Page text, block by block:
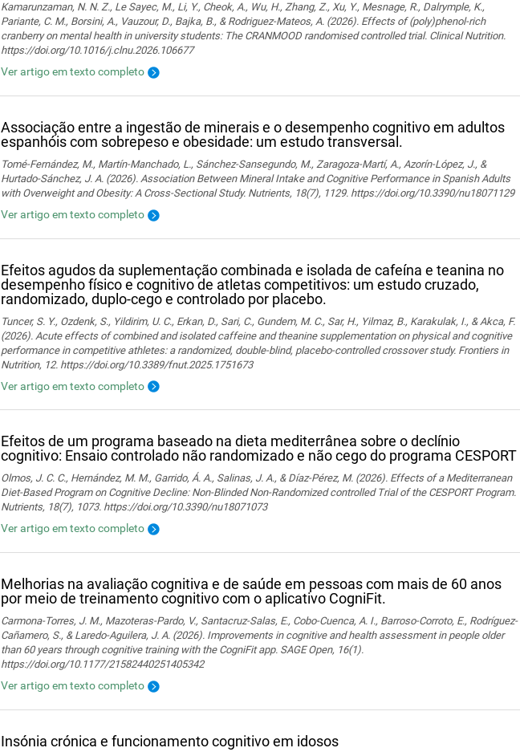
Kamarunzaman, N. N. Z., Le Sayec, M., Li, Y., Cheok, A., Wu, H., Zhang, Z., Xu, Y., Mesnage, R., Dalrymple, K.,
Pariante, C. M., Borsini, A., Vauzour, D., Bajka, B., & Rodriguez-Mateos, A. (2026). Effects of (poly)phenol-rich
cranberry on mental health in university students: The CRANMOOD randomised controlled trial. Clinical Nutrition.
https://doi.org/10.1016/j.clnu.2026.106677
Ver artigo em texto completo
Associação entre a ingestão de minerais e o desempenho cognitivo em adultos
espanhóis com sobrepeso e obesidade: um estudo transversal.
Tomé-Fernández, M., Martín-Manchado, L., Sánchez-Sansegundo, M., Zaragoza-Martí, A., Azorín-López, J., &
Hurtado-Sánchez, J. A. (2026). Association Between Mineral Intake and Cognitive Performance in Spanish Adults
with Overweight and Obesity: A Cross-Sectional Study. Nutrients, 18(7), 1129. https://doi.org/10.3390/nu18071129
Ver artigo em texto completo
Efeitos agudos da suplementação combinada e isolada de cafeína e teanina no
desempenho físico e cognitivo de atletas competitivos: um estudo cruzado,
randomizado, duplo-cego e controlado por placebo.
Tuncer, S. Y., Ozdenk, S., Yildirim, U. C., Erkan, D., Sari, C., Gundem, M. C., Sar, H., Yilmaz, B., Karakulak, I., & Akca, F.
(2026). Acute effects of combined and isolated caffeine and theanine supplementation on physical and cognitive
performance in competitive athletes: a randomized, double-blind, placebo-controlled crossover study. Frontiers in
Nutrition, 12. https://doi.org/10.3389/fnut.2025.1751673
Ver artigo em texto completo
Efeitos de um programa baseado na dieta mediterrânea sobre o declínio
cognitivo: Ensaio controlado não randomizado e não cego do programa CESPORT
Olmos, J. C. C., Hernández, M. M., Garrido, Á. A., Salinas, J. A., & Díaz-Pérez, M. (2026). Effects of a Mediterranean
Diet-Based Program on Cognitive Decline: Non-Blinded Non-Randomized controlled Trial of the CESPORT Program.
Nutrients, 18(7), 1073. https://doi.org/10.3390/nu18071073
Ver artigo em texto completo
Melhorias na avaliação cognitiva e de saúde em pessoas com mais de 60 anos
por meio de treinamento cognitivo com o aplicativo CogniFit.
Carmona-Torres, J. M., Mazoteras-Pardo, V., Santacruz-Salas, E., Cobo-Cuenca, A. I., Barroso-Corroto, E., Rodríguez-
Cañamero, S., & Laredo-Aguilera, J. A. (2026). Improvements in cognitive and health assessment in people older
than 60 years through cognitive training with the CogniFit app. SAGE Open, 16(1).
https://doi.org/10.1177/21582440251405342
Ver artigo em texto completo
Insónia crónica e funcionamento cognitivo em idosos